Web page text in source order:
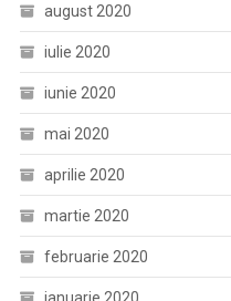
august 2020
iulie 2020
iunie 2020
mai 2020
aprilie 2020
martie 2020
februarie 2020
ianuarie 2020